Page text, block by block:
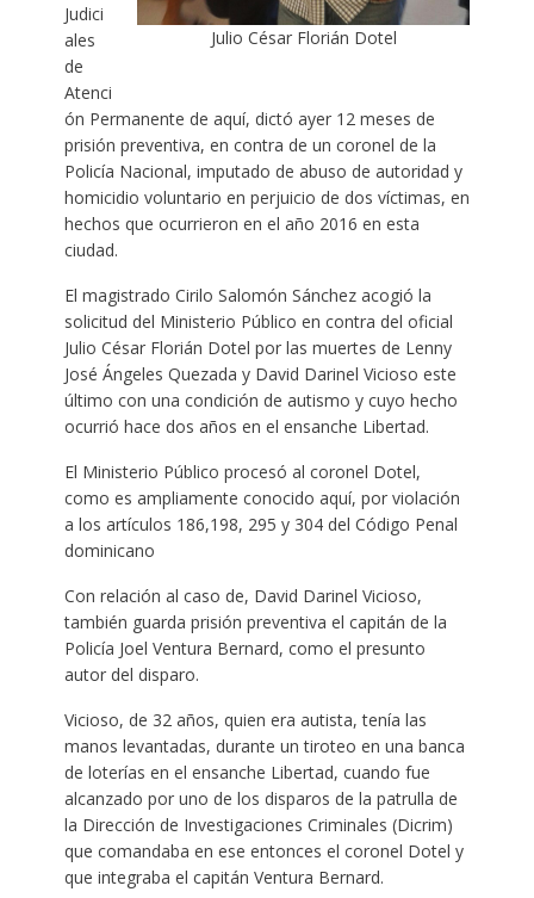
Julio César Florián Dotel
Judici
ales
de
Atenci
ón Permanente de aquí, dictó ayer 12 meses de
prisión preventiva, en contra de un coronel de la
Policía Nacional, imputado de abuso de autoridad y
homicidio voluntario en perjuicio de dos víctimas, en
hechos que ocurrieron en el año 2016 en esta
ciudad.
El magistrado Cirilo Salomón Sánchez acogió la
solicitud del Ministerio Público en contra del oficial
Julio César Florián Dotel por las muertes de Lenny
José Ángeles Quezada y David Darinel Vicioso este
último con una condición de autismo y cuyo hecho
ocurrió hace dos años en el ensanche Libertad.
El Ministerio Público procesó al coronel Dotel,
como es ampliamente conocido aquí, por violación
a los artículos 186,198, 295 y 304 del Código Penal
dominicano
Con relación al caso de, David Darinel Vicioso,
también guarda prisión preventiva el capitán de la
Policía Joel Ventura Bernard, como el presunto
autor del disparo.
Vicioso, de 32 años, quien era autista, tenía las
manos levantadas, durante un tiroteo en una banca
de loterías en el ensanche Libertad, cuando fue
alcanzado por uno de los disparos de la patrulla de
la Dirección de Investigaciones Criminales (Dicrim)
que comandaba en ese entonces el coronel Dotel y
que integraba el capitán Ventura Bernard.